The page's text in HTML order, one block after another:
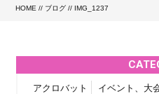
HOME // ブログ // IMG_1237
アクロバット イベント、大